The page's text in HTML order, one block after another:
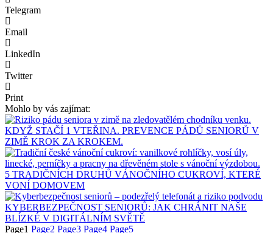
Telegram
Email
LinkedIn
Twitter
Print
Mohlo by vás zajímat:
KDYŽ STAČÍ 1 VTEŘINA. PREVENCE PÁDŮ SENIORŮ V
ZIMĚ KROK ZA KROKEM.
5 TRADIČNÍCH DRUHŮ VÁNOČNÍHO CUKROVÍ, KTERÉ
VONÍ DOMOVEM
KYBERBEZPEČNOST SENIORŮ: JAK CHRÁNIT NAŠE
BLÍZKÉ V DIGITÁLNÍM SVĚTĚ
Page1 Page2 Page3 Page4 Page5